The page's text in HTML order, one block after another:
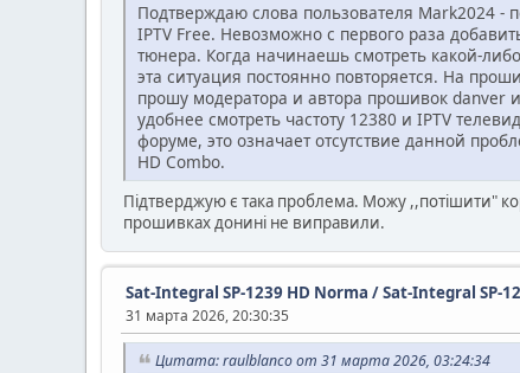
Подтверждаю слова пользователя Mark2024
IPTV Free. Невозможно с первого раза
тюнера. Когда начинаешь смотреть какой-
эта ситуация постоянно повторяется. На
прошу модератора и автора прошивок danver
удобнее смотреть частоту 12380 и IPTV
форуме, это означает отсутствие данной
HD Combo.
Підтверджую є така проблема. Можу ,,потішити"
прошивках донині не виправили.
Sat-Integral SP-1239 HD Norma / Sat-Integral SP-
31 марта 2026, 20:30:35
Цитата: raulblanco от 31 марта 2026, 03:24:34